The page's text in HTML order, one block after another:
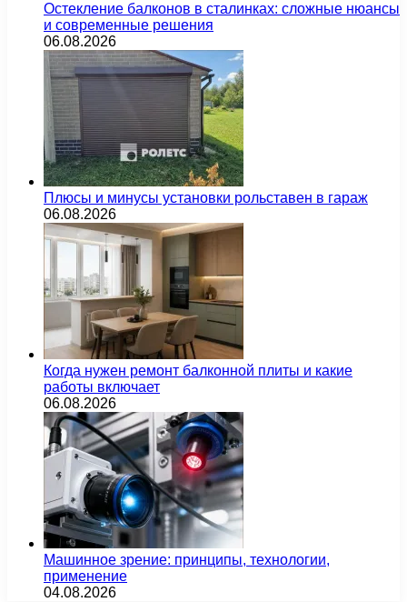
Остекление балконов в сталинках: сложные нюансы
и современные решения
06.08.2026
Плюсы и минусы установки рольставен в гараж
06.08.2026
Когда нужен ремонт балконной плиты и какие
работы включает
06.08.2026
Машинное зрение: принципы, технологии,
применение
04.08.2026